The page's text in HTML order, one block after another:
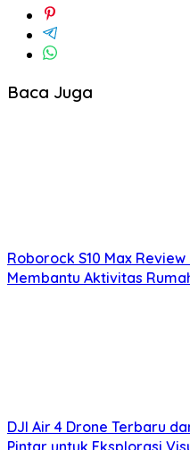
Baca Juga
Roborock S10 Max
Membantu Aktivitas
DJI Air 4 Drone Terbaru